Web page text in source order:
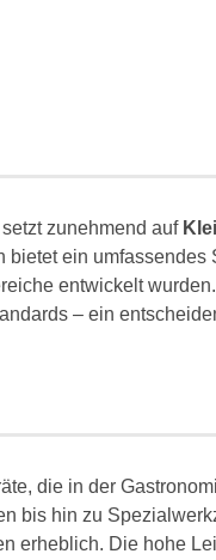
zunehmend auf
ein umfassendes
entwickelt
– ein
die in der
bis hin zu
erheblich. Die hohe